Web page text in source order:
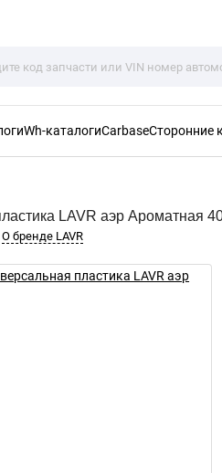
Wh-каталогиCarbaseСторонние
LAVR аэр Ароматная
О бренде LAVR